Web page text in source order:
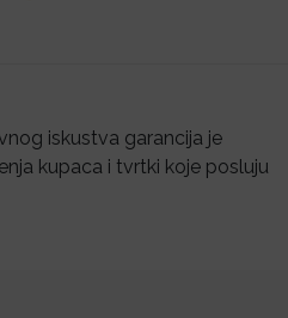
iskustva garancija je
kupaca i tvrtki koje posluju